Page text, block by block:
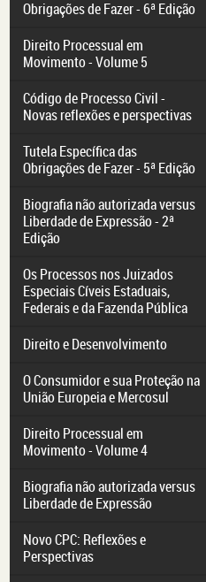
Obrigações de Fazer - 6ª Edição
Direito Processual em
Movimento - Volume 5
Código de Processo Civil -
Novas reflexões e perspectivas
Tutela Específica das
Obrigações de Fazer - 5ª Edição
Biografia não autorizada versus
Liberdade de Expressão - 2ª
Edição
Os Processos nos Juizados
Especiais Cíveis Estaduais,
Federais e da Fazenda Pública
Direito e Desenvolvimento
O Consumidor e sua Proteção na
União Europeia e Mercosul
Direito Processual em
Movimento - Volume 4
Biografia não autorizada versus
Liberdade de Expressão
Novo CPC: Reflexões e
Perspectivas